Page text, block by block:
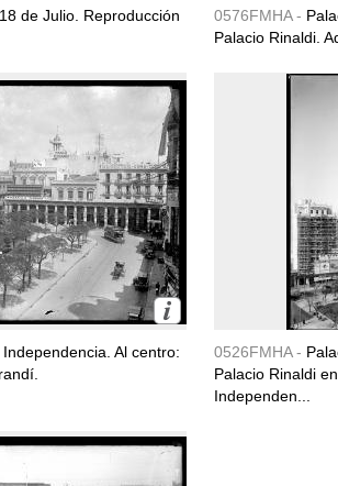
de Julio. Reproducción
0576FMHA -
Palacio Rinaldi.
Independencia. Al centro:
0526FMHA -
Palacio Rinaldi
Independen...